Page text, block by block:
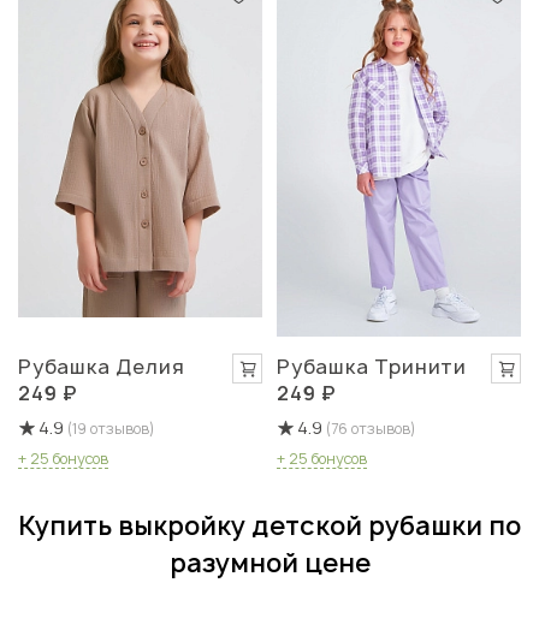
Рубашка Делия
249 ₽
4.9 (19 отзывов)
+ 25 бонусов
Рубашка Тринити
249 ₽
4.9 (76 отзывов)
+ 25 бонусов
Купить выкройку детской рубашки по
разумной цене